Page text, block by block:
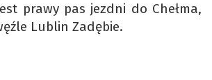
prawy pas jezdni do Chełma,
Lublin Zadębie.